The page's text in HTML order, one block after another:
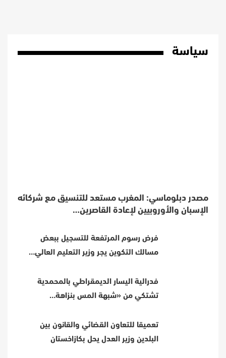
سياسة
مصدر دبلوماسي: المغرب مستعد للتنسيق مع شركائه
الإسبان والأوروبيين لإعادة القاصرين…
فرض رسوم المرتفعة للتسجيل ببعض
مسالك التكوين يجر وزير التعليم العالي…
فدرالية اليسار الديمقراطي بالمحمدية
تشتكي من «شبهة المس بنزاهة…
تعميقا للتعاون القضائي والقانون بين
البلدين وزير العدل يحل بكازاخستان